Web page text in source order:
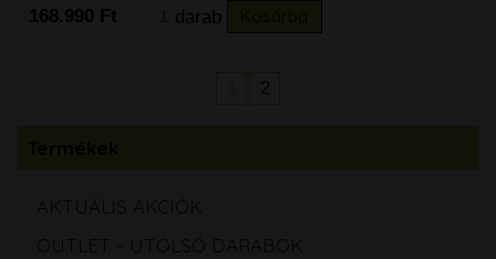
168.990 Ft darab
2
AKTUÁLIS AKCIÓK
OUTLET - UTOLSÓ DARABOK